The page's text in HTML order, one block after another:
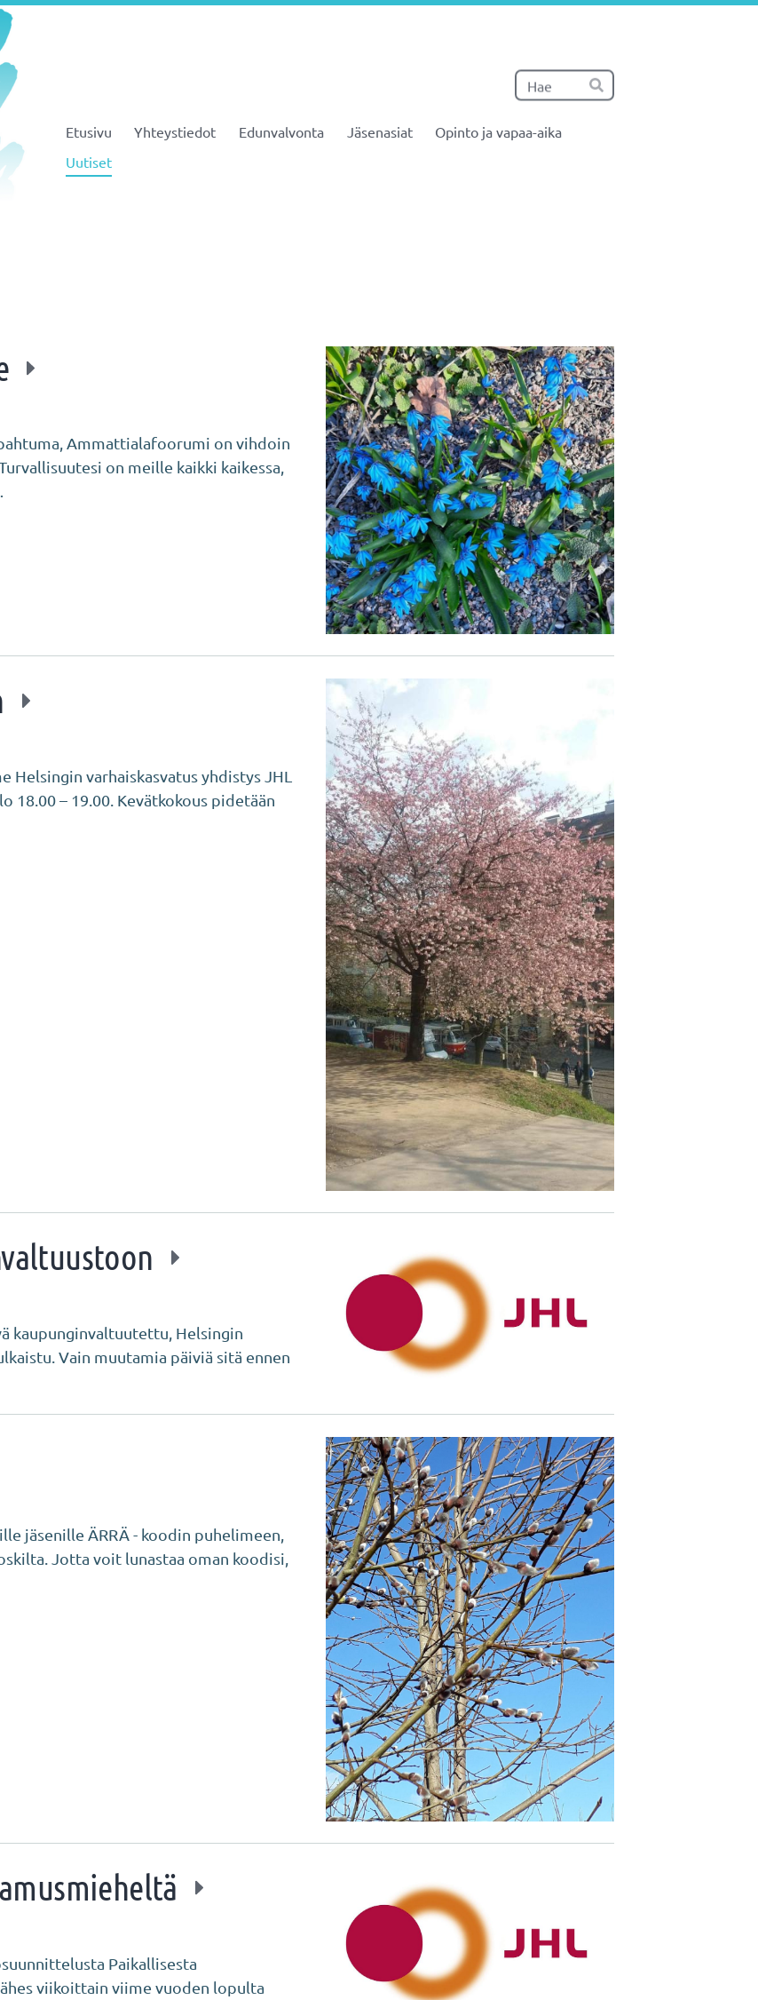
Haku
Hae
Etusivu Yhteystiedot Edunvalvonta Jäsenasiat
Opinto ja vapaa-aika
Uutiset
Ammattialafoorumi on vihdoin
on meille kaikki kaikessa,
Helsingin varhaiskasvatus yhdistys JHL
18.00 – 19.00. Kevätkokous pidetään
kaupunginvaltuutettu, Helsingin
Vain muutamia päiviä sitä ennen
jäsenille ÄRRÄ - koodin puhelimeen,
Jotta voit lunastaa oman koodisi,
Paikallisesta
viikoittain viime vuoden lopulta